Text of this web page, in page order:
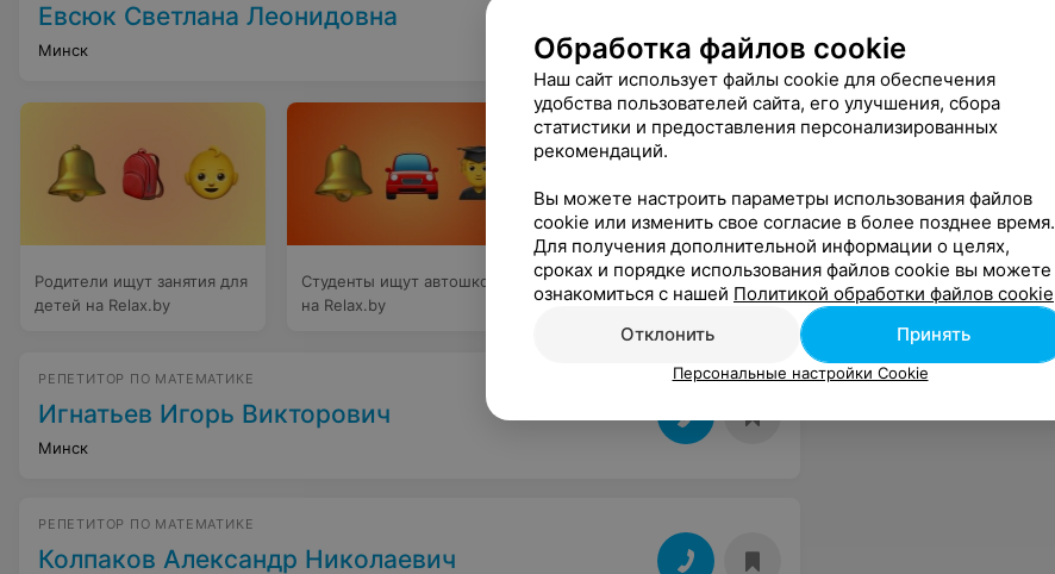
Евсюк Светлана Леонидовна
Минск
Родители ищут занятия для
детей на Relax.by
Студенты ищут автошколы
на Relax.by
Курсы подготовки к ЦТ
РЕПЕТИТОР ПО МАТЕМАТИКЕ
Игнатьев Игорь Викторович
Минск
РЕПЕТИТОР ПО МАТЕМАТИКЕ
Колпаков Александр Николаевич
Обработка файлов cookie
Наш сайт использует файлы cookie для обеспечения
удобства пользователей сайта, его улучшения, сбора
статистики и предоставления персонализированных
рекомендаций.
Вы можете настроить параметры использования файлов
cookie или изменить свое согласие в более позднее время.
Для получения дополнительной информации о целях,
сроках и порядке использования файлов cookie вы можете
ознакомиться с нашей Политикой обработки файлов cookie
Отклонить
Принять
Персональные настройки Cookie